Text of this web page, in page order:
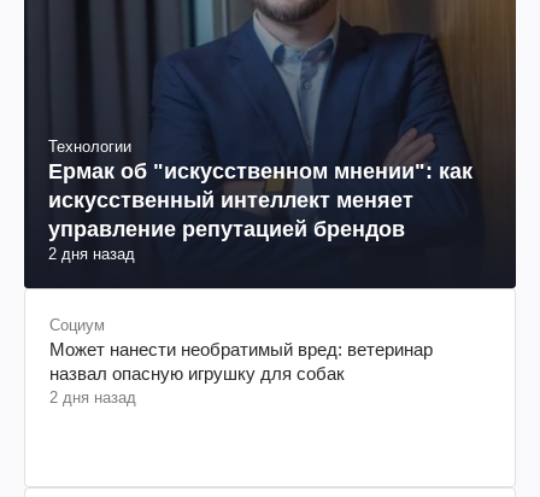
Технологии
Ермак об "искусственном мнении": как
искусственный интеллект меняет
управление репутацией брендов
2 дня назад
Социум
Может нанести необратимый вред: ветеринар
назвал опасную игрушку для собак
2 дня назад